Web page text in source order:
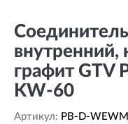
внутренний,
графит GTV
KW-60
Артикул: PB-D-